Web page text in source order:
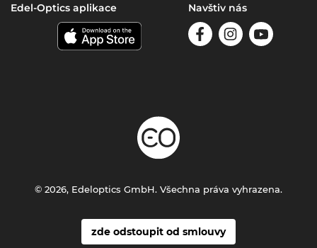
Edel-Optics aplikace Navštiv nás
zde odstoupit od smlouvy
© 2026, Edeloptics GmbH. Všechna práva vyhrazena.